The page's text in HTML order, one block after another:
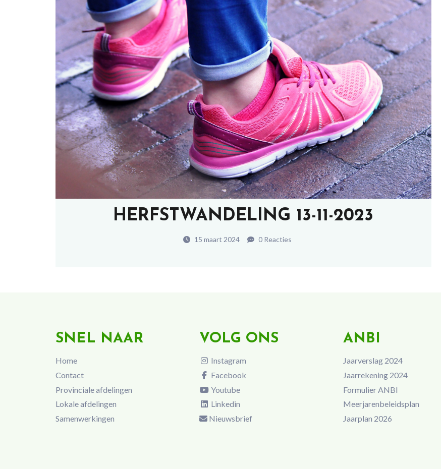
HERFSTWANDELING 13-11-2023
15 maart 2024 0 Reacties
SNEL NAAR
Home
Contact
Provinciale afdelingen
Lokale afdelingen
Samenwerkingen
VOLG ONS
Instagram
Facebook
Youtube
Linkedin
Nieuwsbrief
ANBI
Jaarverslag 2024
Jaarrekening 2024
Formulier ANBI
Meerjarenbeleidsplan
Jaarplan 2026